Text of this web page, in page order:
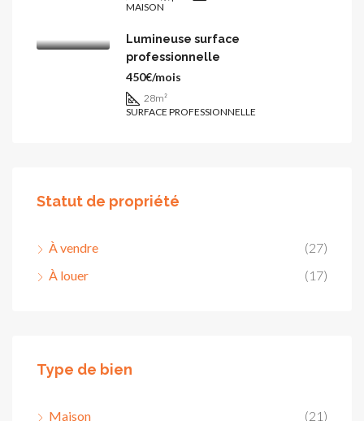
MAISON
Lumineuse surface
professionnelle
450€/mois
28m²
SURFACE PROFESSIONNELLE
Statut de propriété
À vendre
(27)
À louer
(17)
Type de bien
Maison
(21)